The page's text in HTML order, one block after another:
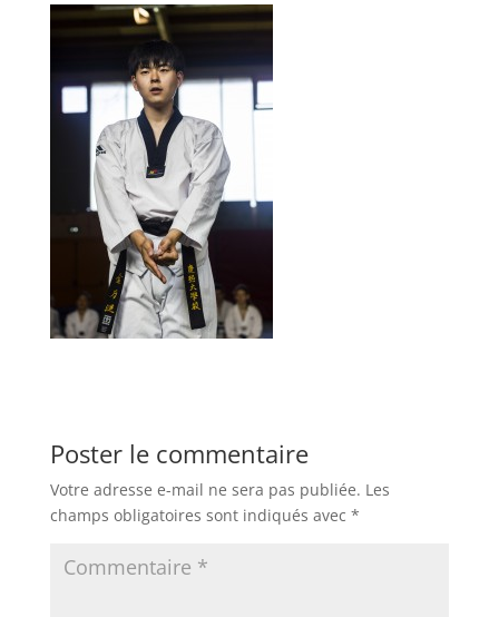
Poster le commentaire
Votre adresse e-mail ne sera pas publiée. Les
champs obligatoires sont indiqués avec *